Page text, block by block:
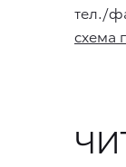
тел./
схема